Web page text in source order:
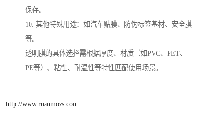
保存。
10. 其他特殊用途：如汽车贴膜、防伪标签基材、安全膜
等。
透明膜的具体选择需根据厚度、材质（如PVC、PET、
PE等）、粘性、耐温性等特性匹配使用场景。
http://www.ruanmozs.com